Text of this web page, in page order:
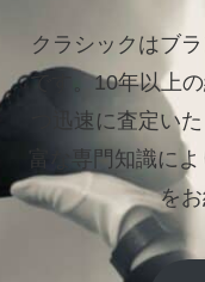
クラシックはブ
です。10年以上
つ迅速に査定いた
富な専門知識に
をお